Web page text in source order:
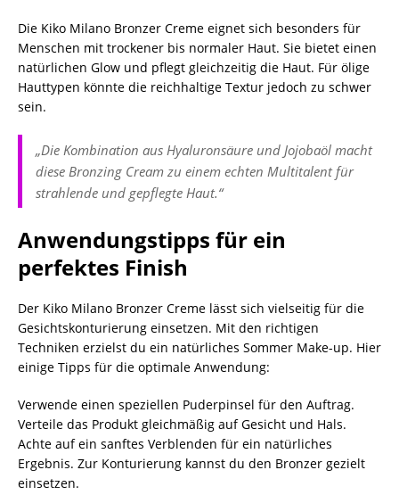
Die Kiko Milano Bronzer Creme eignet sich besonders für
Menschen mit trockener bis normaler Haut. Sie bietet einen
natürlichen Glow und pflegt gleichzeitig die Haut. Für ölige
Hauttypen könnte die reichhaltige Textur jedoch zu schwer
sein.
„Die Kombination aus Hyaluronsäure und Jojobaöl macht
diese Bronzing Cream zu einem echten Multitalent für
strahlende und gepflegte Haut.“
Anwendungstipps für ein
perfektes Finish
Der Kiko Milano Bronzer Creme lässt sich vielseitig für die
Gesichtskonturierung einsetzen. Mit den richtigen
Techniken erzielst du ein natürliches Sommer Make-up. Hier
einige Tipps für die optimale Anwendung:
Verwende einen speziellen Puderpinsel für den Auftrag.
Verteile das Produkt gleichmäßig auf Gesicht und Hals.
Achte auf ein sanftes Verblenden für ein natürliches
Ergebnis. Zur Konturierung kannst du den Bronzer gezielt
einsetzen.